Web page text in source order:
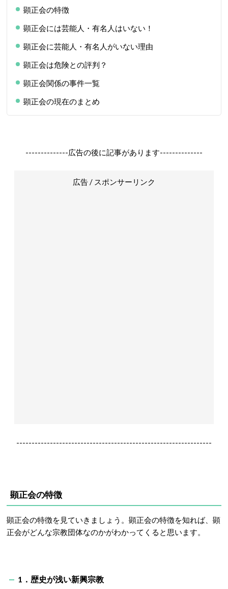
顕正会の特徴
顕正会には芸能人・有名人はいない！
顕正会に芸能人・有名人がいない理由
顕正会は危険との評判？
顕正会関係の事件一覧
顕正会の現在のまとめ
--------------広告の後に記事があります--------------
広告 / スポンサーリンク
----------------------------------------------------------------
顕正会の特徴
顕正会の特徴を見ていきましょう。顕正会の特徴を知れば、顕
正会がどんな宗教団体なのかがわかってくると思います。
1．歴史が浅い新興宗教